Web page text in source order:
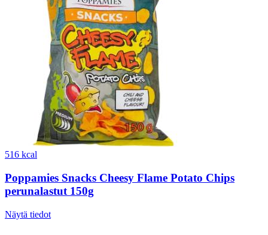
516 kcal
Poppamies Snacks Cheesy Flame Potato Chips
perunalastut 150g
Näytä tiedot